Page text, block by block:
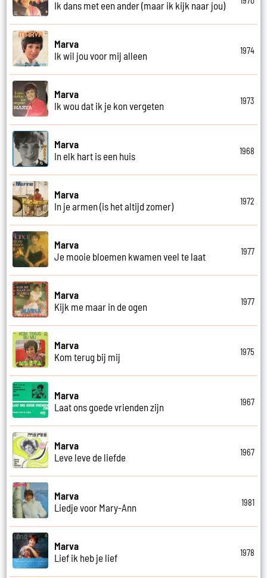
Ik dans met een ander (maar ik kijk naar jou)
Marva
Ik wil jou voor mij alleen
1974
Marva
Ik wou dat ik je kon vergeten
1973
Marva
In elk hart is een huis
1968
Marva
In je armen (is het altijd zomer)
1972
Marva
Je mooie bloemen kwamen veel te laat
1977
Marva
Kijk me maar in de ogen
1977
Marva
Kom terug bij mij
1975
Marva
Laat ons goede vrienden zijn
1967
Marva
Leve leve de liefde
1967
Marva
Liedje voor Mary-Ann
1981
Marva
Lief ik heb je lief
1978